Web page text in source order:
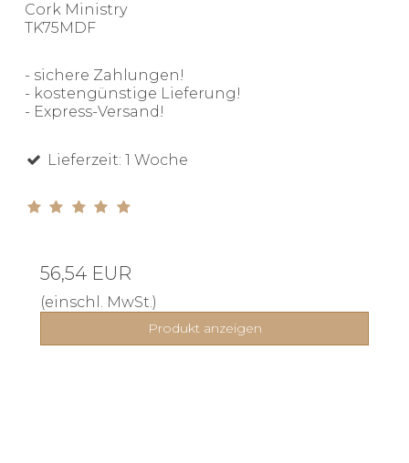
Cork Ministry
TK75MDF
- sichere Zahlungen!
- kostengünstige Lieferung!
- Express-Versand!
Lieferzeit: 1 Woche
56,54 EUR
(einschl. MwSt.)
Produkt anzeigen